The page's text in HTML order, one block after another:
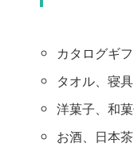
カタログギ
タオル、寝
洋菓子、和
お酒、日本